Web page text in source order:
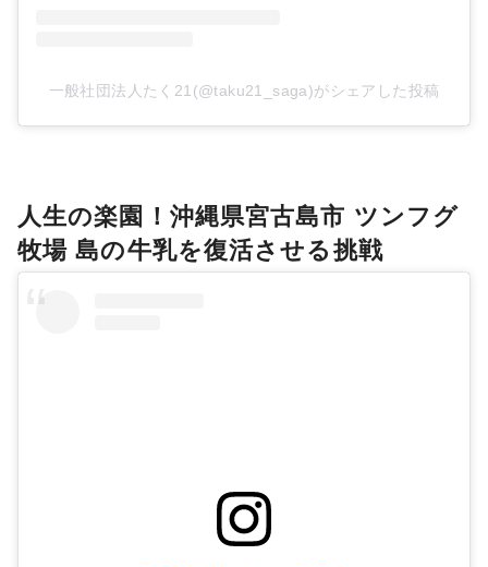
一般社団法人たく21(@taku21_saga)がシェアした投稿
人生の楽園！沖縄県宮古島市 ツンフグ
牧場 島の牛乳を復活させる挑戦